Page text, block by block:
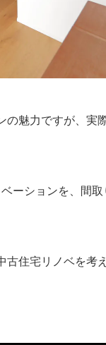
魅力ですが、実
ーションを、間
住宅リノベを考